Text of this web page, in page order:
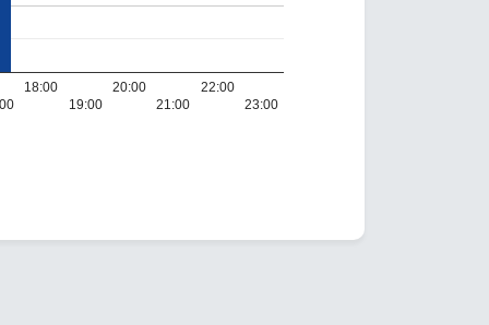
18:00
19:00
20:00
21:00
22:00
23:00